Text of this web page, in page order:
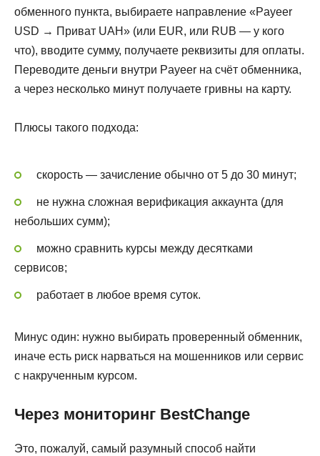
обменного пункта, выбираете направление «Payeer
USD → Приват UAH» (или EUR, или RUB — у кого
что), вводите сумму, получаете реквизиты для оплаты.
Переводите деньги внутри Payeer на счёт обменника,
а через несколько минут получаете гривны на карту.
Плюсы такого подхода:
скорость — зачисление обычно от 5 до 30 минут;
не нужна сложная верификация аккаунта (для
небольших сумм);
можно сравнить курсы между десятками
сервисов;
работает в любое время суток.
Минус один: нужно выбирать проверенный обменник,
иначе есть риск нарваться на мошенников или сервис
с накрученным курсом.
Через мониторинг BestChange
Это, пожалуй, самый разумный способ найти